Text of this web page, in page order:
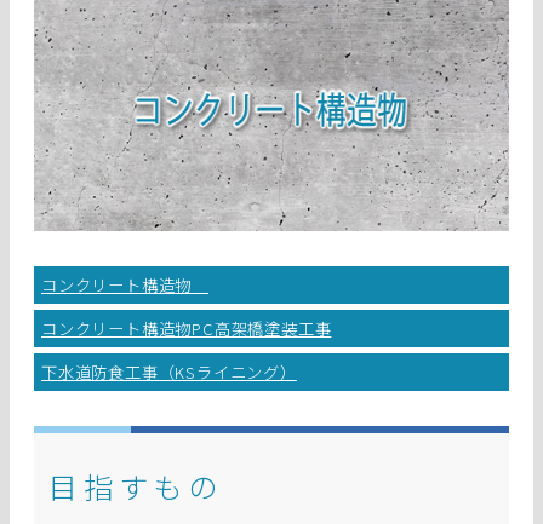
コンクリート構造物
コンクリート構造物PC高架橋塗装工事
下水道防食工事（KSライニング）
目指すもの